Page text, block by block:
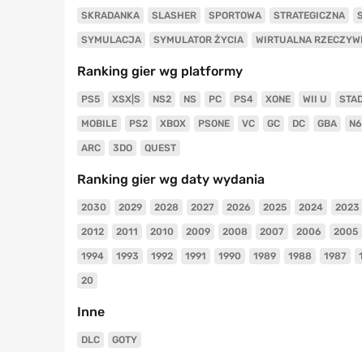
SKRADANKA SLASHER SPORTOWA STRATEGICZNA
SYMULACJA SYMULATOR ŻYCIA WIRTUALNA
Ranking gier wg platformy
PS5 XSX|S NS2 NS PC PS4 XONE WII U
MOBILE PS2 XBOX PSONE VC GC DC GBA
ARC 3DO QUEST
Ranking gier wg daty wydania
2030 2029 2028 2027 2026 2025 2024 2023
2012 2011 2010 2009 2008 2007 2006 2005
1994 1993 1992 1991 1990 1989 1988 1987
20
Inne
DLC GOTY